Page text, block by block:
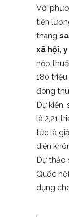
Với
tiền
tháng
xã hội,
nộp
180
đóng
Dự kiến,
là 2,21
tức là
diện
Dự thảo
Quốc
dụng